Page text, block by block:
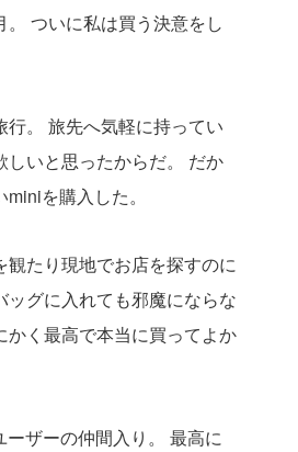
ついに私は買う決意をし
。
旅先へ気軽に持ってい
いと思ったからだ。
だか
を購入した。
観たり現地でお店を探すのに
ッグに入れても邪魔にならな
かく最高で本当に買ってよか
ザーの仲間入り。
最高に